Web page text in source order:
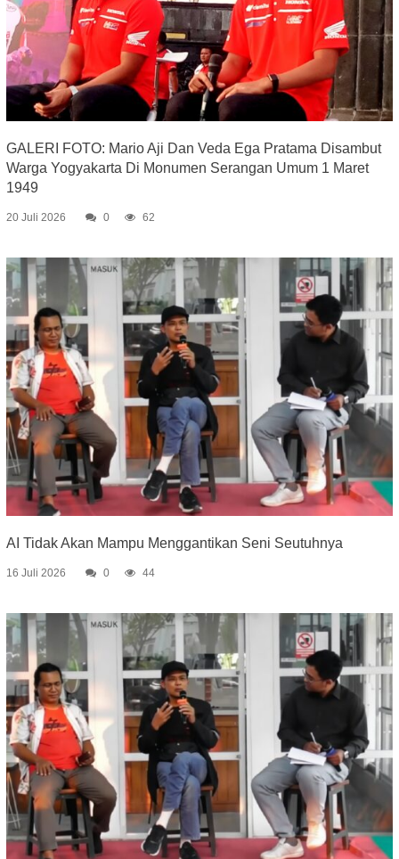
GALERI FOTO: Mario Aji Dan Veda Ega Pratama Disambut
Warga Yogyakarta Di Monumen Serangan Umum 1 Maret
1949
20 Juli 2026 0 62
AI Tidak Akan Mampu Menggantikan Seni Seutuhnya
16 Juli 2026 0 44